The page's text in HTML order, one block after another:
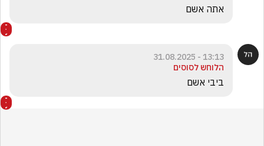
אתה אשם
13:13 - 31.08.2025
הלוחש לסוסים
ביבי אשם